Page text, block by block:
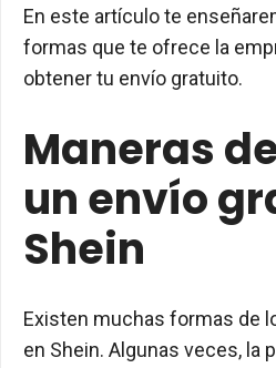
En este artículo te
formas que te ofrece la
obtener tu envío gratuito.
Maneras
un envío
Shein
Existen muchas formas de
en Shein. Algunas veces, la